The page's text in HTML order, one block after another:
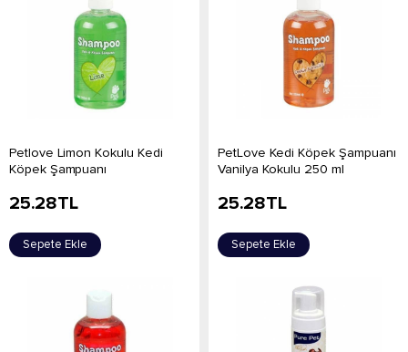
Petlove Limon Kokulu Kedi
Köpek Şampuanı
25.28TL
Sepete Ekle
PetLove Kedi Köpek Şampuanı
Vanilya Kokulu 250 ml
25.28TL
Sepete Ekle